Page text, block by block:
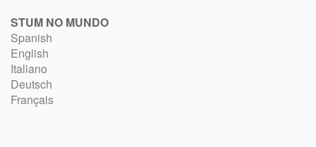
STUM NO MUNDO
Spanish
English
Italiano
Deutsch
Français